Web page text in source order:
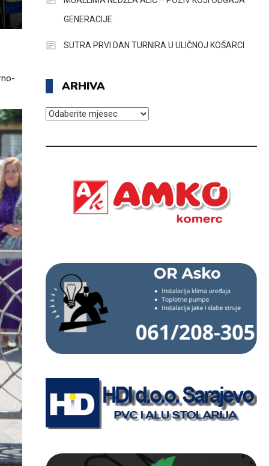
GENERACIJE
SUTRA PRVI DAN TURNIRA U ULIČNOJ KOŠARCI
ARHIVA
ARHIVA